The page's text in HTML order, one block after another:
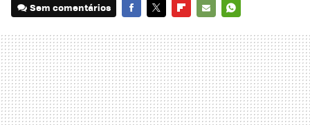
Sem comentários
MAIL